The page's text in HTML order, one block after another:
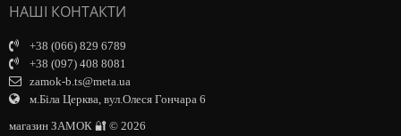
НАШІ КОНТАКТИ
+38 (066) 829 6789
+38 (097) 408 8081
zamok-b.ts@meta.ua
м.Біла Церква, вул.Олеся Гончара 6
магазин ЗАМОК 🔐 © 2026